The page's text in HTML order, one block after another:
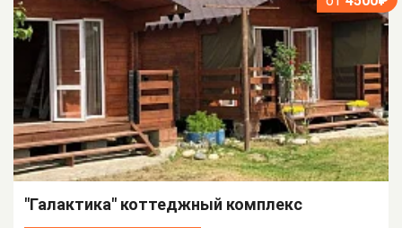
"Галактика" коттеджный комплекс